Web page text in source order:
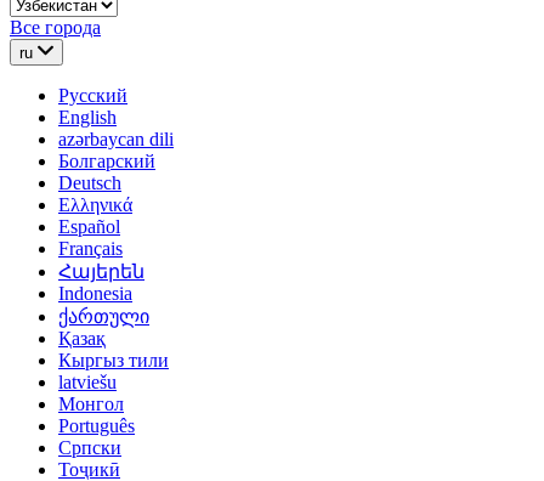
Все города
ru
Русский
English
azərbaycan dili
Болгарский
Deutsch
Ελληνικά
Español
Français
Հայերեն
Indonesia
ქართული
Қазақ
Кыргыз тили
latviešu
Монгол
Português
Српски
Тоҷикӣ